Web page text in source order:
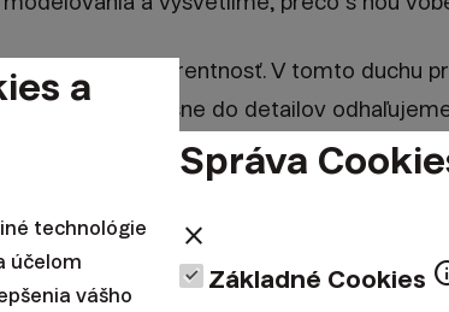
je úplná transparentnosť. V tomto duchu
a presne do detailov
pochybnostiam.
a
technológie
účelom
vášho
Správa
close
Základné Cookies